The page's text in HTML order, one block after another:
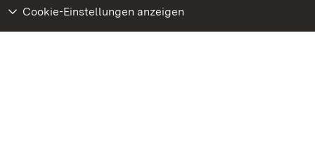
Cookie-Einstellungen anzeigen
Weiteres